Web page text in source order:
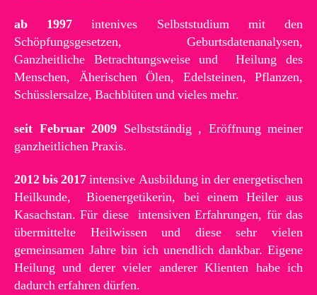
ab 1997 intenives Selbststudium mit den
Schöpfungsgesetzen, Geburtsdatenanalysen,
Ganzheitliche Betrachtungsweise und Heilung des
Menschen, Äherischen Ölen, Edelsteinen, Pflanzen,
Schüsslersalze, Bachblüten und vieles mehr.
seit Februar 2009 Selbstständig , Eröffnung meiner
ganzheitlichen Praxis.
2012 bis 2017intensive Ausbildung in der energetischen
Heilkunde, Bioenergetikerin, bei einem Heiler aus
Kasachstan. Für diese intensiven Erfahrungen, für das
übermittelte Heilwissen und diese sehr vielen
gemeinsamen Jahre bin ich unendlich dankbar. Eigene
Heilung und derer vieler anderer Klienten habe ich
dadurch erfahren dürfen.